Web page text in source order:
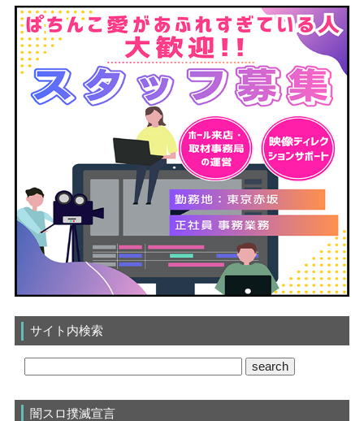
サイト内検索
闇スロ撲滅宣言